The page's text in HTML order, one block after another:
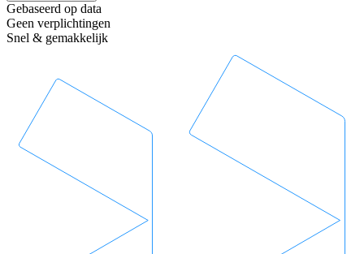
Gebaseerd op data
Geen verplichtingen
Snel & gemakkelijk